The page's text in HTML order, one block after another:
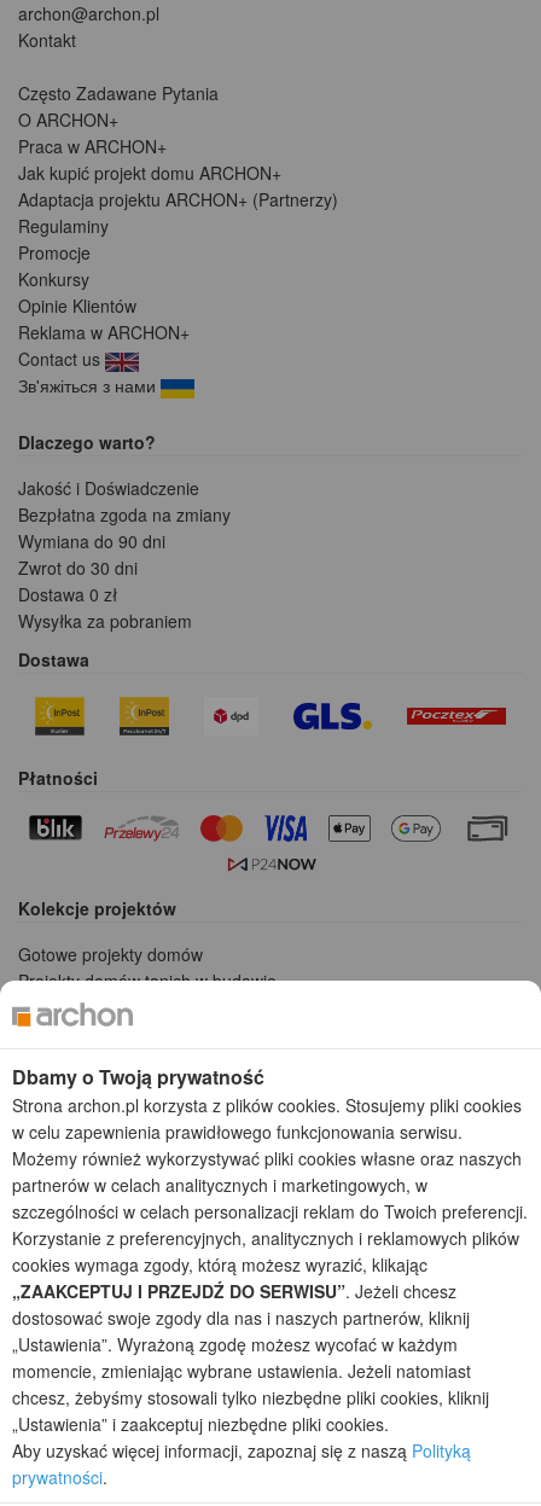
archon@archon.pl
Kontakt
Często Zadawane Pytania
O ARCHON+
Praca w ARCHON+
Jak kupić projekt domu ARCHON+
Adaptacja projektu ARCHON+ (Partnerzy)
Regulaminy
Promocje
Konkursy
Opinie Klientów
Reklama w ARCHON+
Contact us
Зв'яжіться з нами
Dlaczego warto?
Jakość i Doświadczenie
Bezpłatna zgoda na zmiany
Wymiana do 90 dni
Zwrot do 30 dni
Dostawa 0 zł
Wysyłka za pobraniem
Dostawa
Płatności
Kolekcje projektów
Gotowe projekty domów
Projekty domów tanich w budowie
Projekty domów szeregowych
Projekty małych domów (do 150 m2)
Projekty domów bliźniaczych
Projekty domów nowoczesnych
Projekty domów parterowych
2026 © ARCHON+ Biuro Projektów - Tradycyjne i nowoczesne gotowe
projekty domów - autorska pracownia architektoniczna założona w 1990r.
przez arch. Barbarę Mendel
Z uwagi na ciągłe doskonalenie procesu powstawania projektów (zgodnie z
normą ISO 9001), prezentowane na stronie projekty domów mogą
nieznacznie różnić się od dokumentacji technicznej.
Informujemy, iż w celu optymalizacji treści dostępnych w naszym sklepie,
dostosowania ich do Państwa indywidualnych potrzeb korzystamy z
informacji zapisanych za pomocą plików cookies na urządzeniach
końcowych użytkowników. Pliki cookies użytkownik może kontrolować za
pomocą ustawień swojej przeglądarki internetowej. Dalsze korzystanie z
naszego serwisu internetowego, bez zmiany ustawień przeglądarki
internetowej oznacza, iż użytkownik akceptuje stosowanie plików cookies.
Dbamy o Twoją prywatność
Strona archon.pl korzysta z plików cookies. Stosujemy pliki cookies
w celu zapewnienia prawidłowego funkcjonowania serwisu.
Możemy również wykorzystywać pliki cookies własne oraz naszych
partnerów w celach analitycznych i marketingowych, w
szczególności w celach personalizacji reklam do Twoich preferencji.
Korzystanie z preferencyjnych, analitycznych i reklamowych plików
cookies wymaga zgody, którą możesz wyrazić, klikając
„ZAAKCEPTUJ I PRZEJDŹ DO SERWISU”. Jeżeli chcesz
dostosować swoje zgody dla nas i naszych partnerów, kliknij
„Ustawienia”. Wyrażoną zgodę możesz wycofać w każdym
momencie, zmieniając wybrane ustawienia. Jeżeli natomiast
chcesz, żebyśmy stosowali tylko niezbędne pliki cookies, kliknij
„Ustawienia” i zaakceptuj niezbędne pliki cookies.
Aby uzyskać więcej informacji, zapoznaj się z naszą Polityką
prywatności.